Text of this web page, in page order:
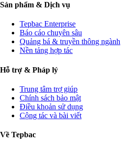
Sản phẩm & Dịch vụ
Tepbac Enterprise
Báo cáo chuyên sâu
Quảng bá & truyền thông ngành
Nền tảng hợp tác
Hỗ trợ & Pháp lý
Trung tâm trợ giúp
Chính sách bảo mật
Điều khoản sử dụng
Cộng tác và bài viết
Về Tepbac